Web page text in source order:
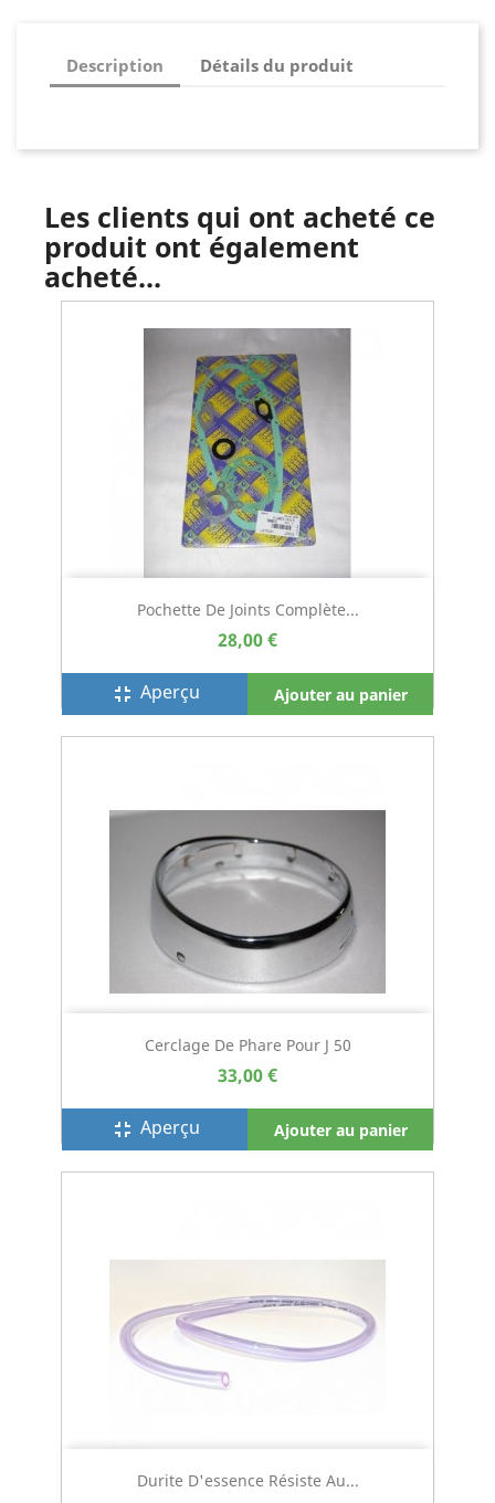
Description Détails du produit
Les clients qui ont acheté ce
produit ont également
acheté...
Pochette De Joints Complète...
28,00 €
fullscreen_exit Aperçu Ajouter au panier
Cerclage De Phare Pour J 50
33,00 €
fullscreen_exit Aperçu Ajouter au panier
Durite D'essence Résiste Au...